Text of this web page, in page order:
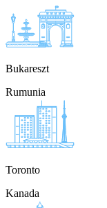
Bukareszt
Rumunia
Toronto
Kanada